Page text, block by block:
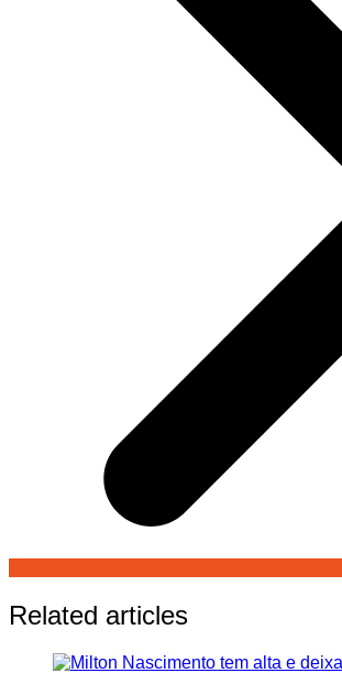
Related articles